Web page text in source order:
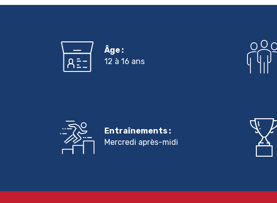
Âge :
12 à 16 ans
Entraînements :
Mercredi après-midi